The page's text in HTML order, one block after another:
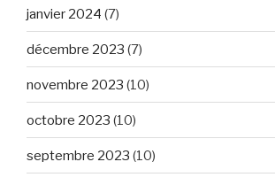
janvier 2024 (7)
décembre 2023 (7)
novembre 2023 (10)
octobre 2023 (10)
septembre 2023 (10)